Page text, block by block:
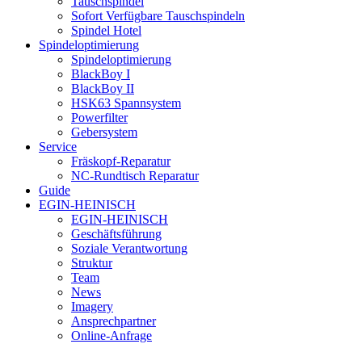
Sofort Verfügbare Tauschspindeln
Spindel Hotel
Spindeloptimierung
Spindeloptimierung
BlackBoy I
BlackBoy II
HSK63 Spannsystem
Powerfilter
Gebersystem
Service
Fräskopf-Reparatur
NC-Rundtisch Reparatur
Guide
EGIN-HEINISCH
EGIN-HEINISCH
Geschäftsführung
Soziale Verantwortung
Struktur
Team
News
Imagery
Ansprechpartner
Online-Anfrage